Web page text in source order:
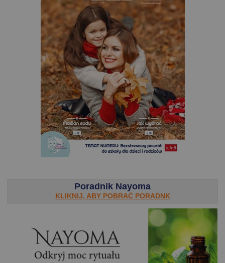
Poradnik Nayoma
KLIKNIJ, ABY POBRAĆ PORADNK